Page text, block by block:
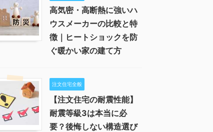
高気密・高断熱に強いハ
ウスメーカーの比較と特
徴｜ヒートショックを防
ぐ暖かい家の建て方
注文住宅全般
【注文住宅の耐震性能】
耐震等級3は本当に必
要？後悔しない構造選び